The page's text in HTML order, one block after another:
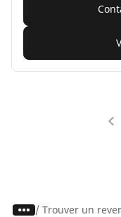
/ Trouver un